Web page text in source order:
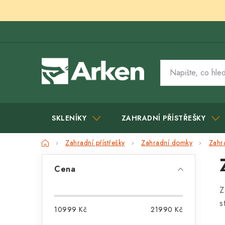
SKLENÍKY ZAHRADNÍ PŘÍSTŘEŠKY
DomůZahradní přístřešky Zahradní domky
Cena
10999 Kč 21990 Kč